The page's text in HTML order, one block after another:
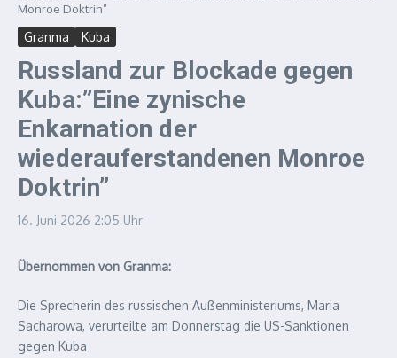
Monroe Doktrin”
Granma Kuba
Russland zur Blockade gegen
Kuba:”Eine zynische
Enkarnation der
wiederauferstandenen Monroe
Doktrin”
16. Juni 2026 2:05 Uhr
Übernommen von Granma:
Die Sprecherin des russischen Außenministeriums, Maria
Sacharowa, verurteilte am Donnerstag die US-Sanktionen
gegen Kuba